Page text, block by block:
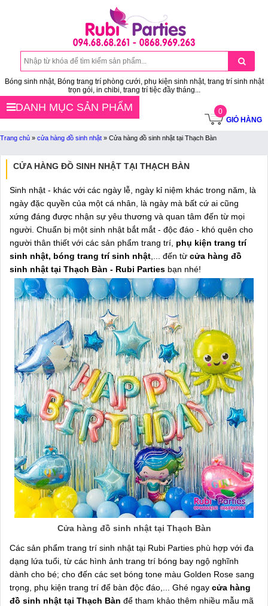
Bóng sinh nhật, Bóng trang trí phòng cưới, phụ kiện sinh nhật, trang trí sinh nhật
trọn gói, in chibi, trang trí tiệc đầy tháng...
0
GIỎ HÀNG
DANH MỤC SẢN PHẨM
Trang chủ » cửa hàng đồ sinh nhật » Cửa hàng đồ sinh nhật tại Thạch Bàn
CỬA HÀNG ĐỒ SINH NHẬT TẠI THẠCH BÀN
Sinh nhật - khác với các ngày lễ, ngày kỉ niệm khác trong năm, là
ngày đặc quyền của một cá nhân, là ngày mà bất cứ ai cũng
xứng đáng được nhận sự yêu thương và quan tâm đến từ mọi
người. Chuẩn bị một sinh nhật bắt mắt - độc đáo - khó quên cho
người thân thiết với các sản phẩm trang trí, phụ kiện trang trí
sinh nhật, bóng trang trí sinh nhật ,... đến từ cửa hàng đồ
sinh nhật tại Thạch Bàn - Rubi Parties bạn nhé!
Cửa hàng đồ sinh nhật tại Thạch Bàn
Các sản phẩm trang trí sinh nhật tại Rubi Parties phù hợp với đa
dạng lứa tuổi, từ các hình ảnh trang trí bóng bay ngộ nghĩnh
dành cho bé; cho đến các set bóng tone màu Golden Rose sang
trọng, phụ kiện trang trí để bàn độc đáo,... Ghé ngay cửa hàng
đồ sinh nhật tại Thạch Bàn để tham khảo thêm nhiều mẫu mã